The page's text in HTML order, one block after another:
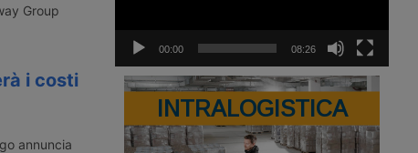
Group
i costi
annuncia
00:00 08:26
INTRALOGISTICA